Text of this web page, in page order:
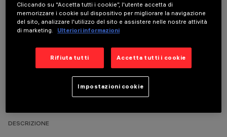
COMPONENTI OPZIONALI
DATI TECNICI
ULTIMO AGGIORNAMENTO: 01/08/2026
DESCRIZIONE
Cliccando su “Accetta tutti i cookie”, l'utente accetta di
memorizzare i cookie sul dispositivo per migliorare la navigazione
del sito, analizzare l'utilizzo del sito e assistere nelle nostre attività
di marketing.
Ulteriori informazioni
Rifiuta tutti Accetta tutti i cookie
Impostazioni cookie